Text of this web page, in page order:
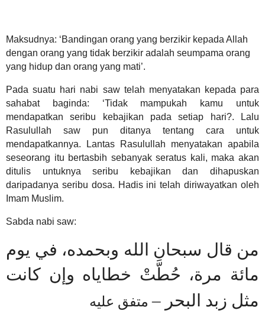
Maksudnya: ‘Bandingan orang yang berzikir kepada Allah
dengan orang yang tidak berzikir adalah seumpama orang
yang hidup dan orang yang mati’.
Pada suatu hari nabi saw telah menyatakan kepada para
sahabat baginda: ‘Tidak mampukah kamu untuk
mendapatkan seribu kebajikan pada setiap hari?. Lalu
Rasulullah saw pun ditanya tentang cara untuk
mendapatkannya. Lantas Rasulullah menyatakan apabila
seseorang itu bertasbih sebanyak seratus kali, maka akan
ditulis untuknya seribu kebajikan dan dihapuskan
daripadanya seribu dosa. Hadis ini telah diriwayatkan oleh
Imam Muslim.
Sabda nabi saw:
من قال سبحان الله وبحمده، في يوم
مائة مرة، حُطَّتْ خطاياه وإن كانت
مثل زبد البحر –متفق عليه